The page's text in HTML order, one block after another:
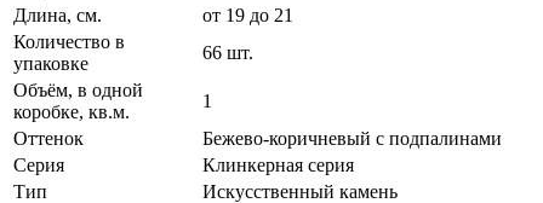
Длина, см.
от 19 до 21
Количество в
упаковке
66 шт.
Объём, в одной
коробке, кв.м.
1
Оттенок
Бежево-коричневый с подпалинами
Серия
Клинкерная серия
Тип
Искусственный камень